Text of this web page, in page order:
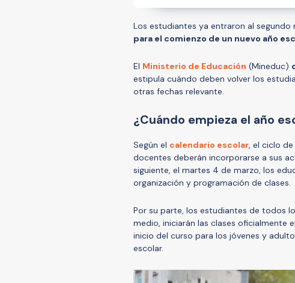
Los estudiantes ya entraron al segundo
para el comienzo de un nuevo año
El Ministerio de Educación (Mineduc)
estipula cuándo deben volver los
otras fechas relevante.
¿Cuándo empieza el año
Según el calendario escolar, el ciclo
docentes deberán incorporarse a sus
siguiente, el martes 4 de marzo, los
organización y programación de clases.
Por su parte, los estudiantes de todos
medio, iniciarán las clases oficialmente el
inicio del curso para los jóvenes y
escolar.